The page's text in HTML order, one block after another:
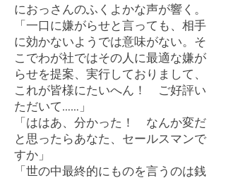
におっさんのふくよかな声が響く。
「一口に嫌がらせと言っても、相手
に効かないようでは意味がない。そ
こでわが社ではその人に最適な嫌が
らせを提案、実行しておりまして、
これが皆様にたいへん！ ご好評い
ただいて……」
「ははあ、分かった！ なんか変だ
と思ったらあなた、セールスマンで
すか」
「世の中最終的にものを言うのは銭